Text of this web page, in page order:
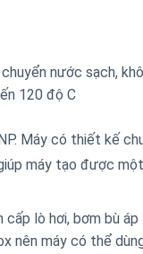
nước sạch,
120 độ C
Máy có thiết kế
máy tạo được
lò hơi, bơm bù áp
nên máy có thể